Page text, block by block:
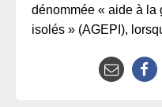
dénommée « aide à la
isolés » (AGEPI),